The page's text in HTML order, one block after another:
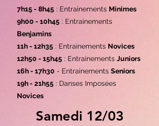
7h15 - 8h45 : Entrainements Minimes
9h00 - 10h45 : Entrainements
Benjamins
11h - 12h35 : Entrainements Novices
12h50 - 15h45 : Entrainements Juniors
16h - 17h30 - Entrainements Seniors
19h - 21h55 : Danses Imposées
Novices
Samedi 12/03